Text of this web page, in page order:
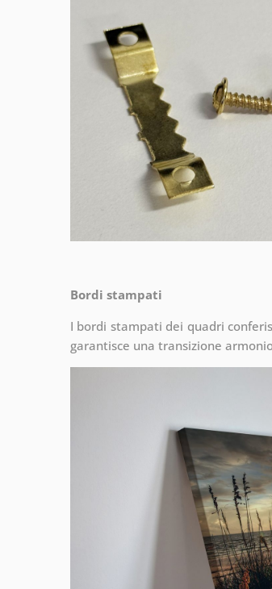
Bordi stampati
I bordi stampati dei quadri
garantisce una transizione